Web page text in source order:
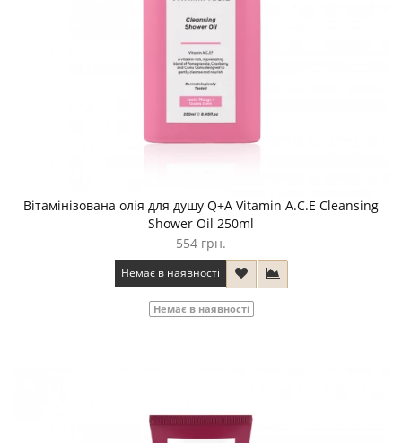
Вітамінізована олія для душу Q+A Vitamin A.C.E Cleansing
Shower Oil 250ml
554 грн.
Немає в наявності
Немає в наявності